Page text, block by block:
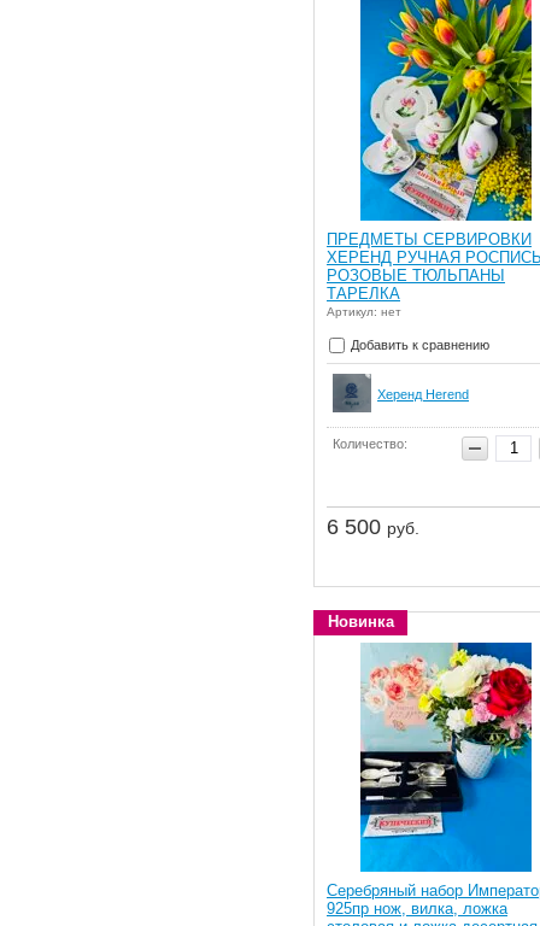
ПРЕДМЕТЫ СЕРВИРОВКИ
ХЕРЕНД РУЧНАЯ
РОЗОВЫЕ ТЮЛЬПАНЫ
ТАРЕЛКА
Артикул: нет
Добавить к сравнению
Херенд Herend
Количество:
6 500 руб.
Новинка
Серебряный набор
925пр нож, вилка, ложка